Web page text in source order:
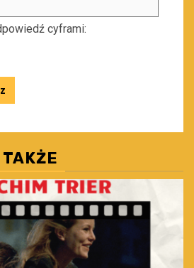
cyframi: